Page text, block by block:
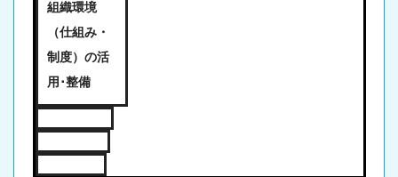
組織環境
（仕組み・
制度） の活
用･整備